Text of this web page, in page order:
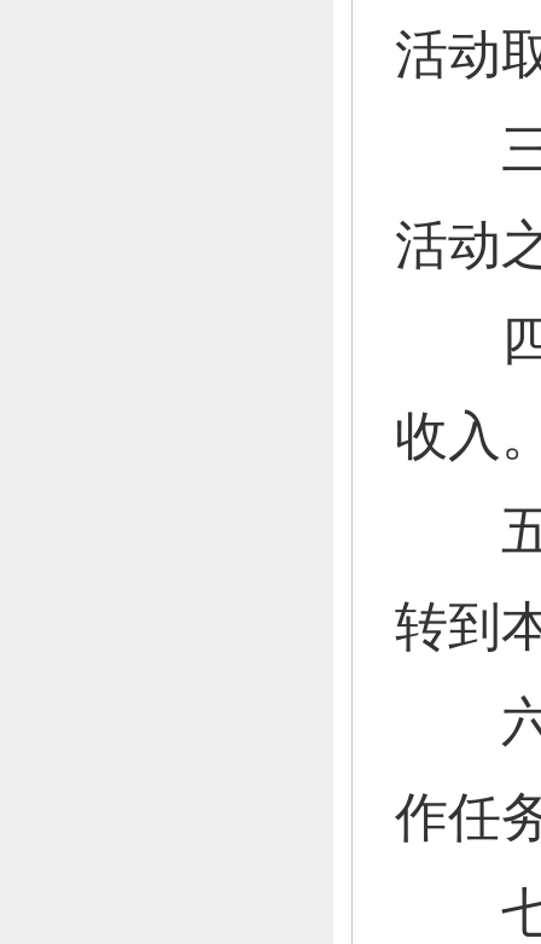
活动
三
活动
四
收入
五
转到
六
作任
七